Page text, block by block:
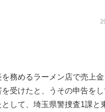
務めるラーメン店で売上
受けたと、うその申告を
して、埼玉県警捜査1課と